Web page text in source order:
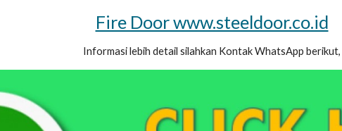
Fire Door www.steeldoor.co.id
Informasi lebih detail silahkan Kontak WhatsApp berikut,